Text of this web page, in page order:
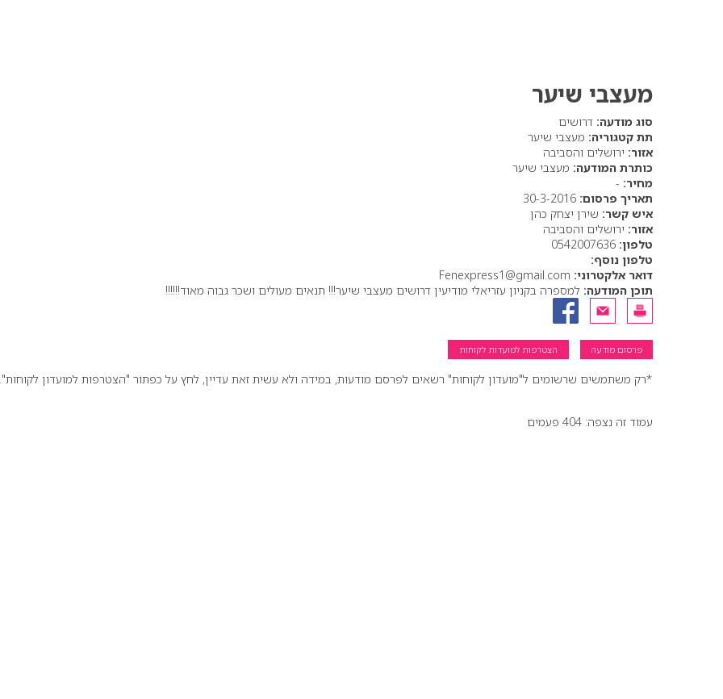
מעצבי שיער
סוג מודעה: דרושים
תת קטגוריה: מעצבי שיער
אזור: ירושלים והסביבה
כותרת המודעה: מעצבי שיער
מחיר: -
תאריך פרסום:
איש קשר: שירן יצחק כהן
אזור: ירושלים והסביבה
טלפון:
טלפון נוסף:
דואר אלקטרוני:
תוכן המודעה: למספרה בקניון עזריאלי מודיעין דרושים מעצבי שיער!!! תנאים מעולים ושכר גבוה מאוד!!!!!!
פרסום מודעה הצטרפות למועדות לקוחות
*רק משתמשים שרשומים ל"מועדון לקוחות" רשאים לפרסם מודעות, במידה ולא עשית זאת עדיין, לחץ על כפתור "הצטרפות למועדון לקוחות".
עמוד זה נצפה: 404 פעמים